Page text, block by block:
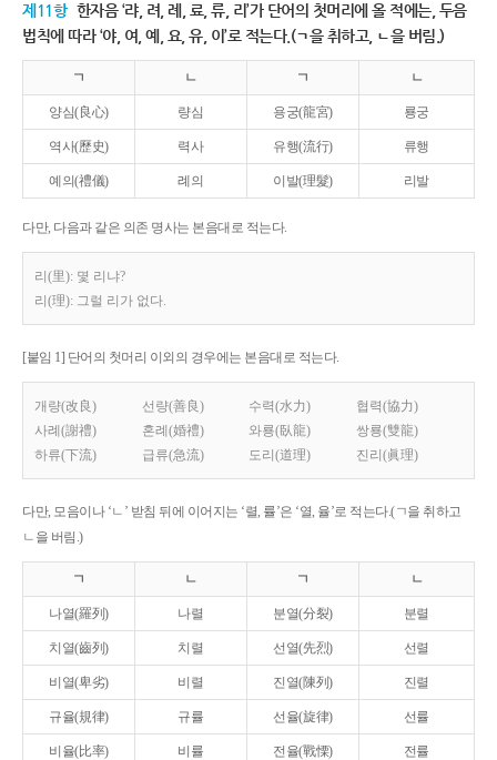
제11항 한자음 ‘랴, 려, 례, 료, 류, 리’가 단어의 첫머리에 올 적에는, 두음
법칙에 따라 ‘야, 여, 예, 요, 유, 이’로 적는다.(ㄱ을 취하고, ㄴ을 버림.)
ㄱ ㄴ ㄱ ㄴ
양심(良心) 량심 용궁(龍宮) 룡궁
역사(歷史) 력사 유행(流行) 류행
예의(禮儀) 례의 이발(理髮) 리발
다만, 다음과 같은 의존 명사는 본음대로 적는다.
리(里): 몇 리냐?
리(理): 그럴 리가 없다.
[붙임 1] 단어의 첫머리 이외의 경우에는 본음대로 적는다.
개량(改良) 선량(善良) 수력(水力)
협력(協力)
사례(謝禮)
혼례(婚禮) 와룡(臥龍)
쌍룡(雙龍)
하류(下流)
급류(急流) 도리(道理) 진리(眞理)
다만, 모음이나 ‘ㄴ’ 받침 뒤에 이어지는 ‘렬, 률’은 ‘열, 율’로 적는다.(ㄱ을 취하고
ㄴ을 버림.)
ㄱ ㄴ ㄱ ㄴ
나열(羅列) 나렬 분열(分裂) 분렬
치열(齒列) 치렬 선열(先烈) 선렬
비열(卑劣) 비렬 진열(陳列) 진렬
규율(規律) 규률 선율(旋律) 선률
비율(比率) 비률 전율(戰慄) 전률